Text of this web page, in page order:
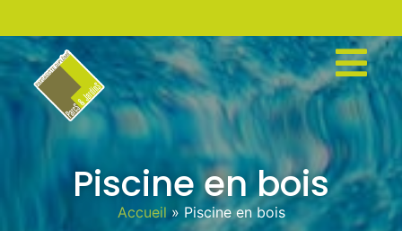
Piscine en bois
Accueil » Piscine en bois